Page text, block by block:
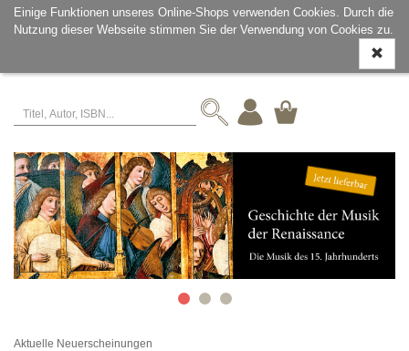
Einige Funktionen unseres Online-Shops verwenden Cookies. Durch die
Nutzung dieser Webseite stimmen Sie der Verwendung von Cookies zu.
ein-/
Aktuelle Neuerscheinungen